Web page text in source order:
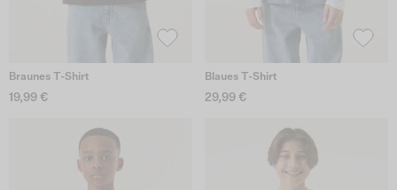
Braunes T-Shirt
19,99 €
Blaues T-Shirt
29,99 €